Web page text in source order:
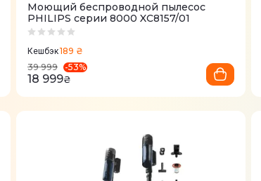
Моющий беспроводной пылесос
PHILIPS серии 8000 XC8157/01
Кешбэк189 ₴
39 999
-53%
18 999₴